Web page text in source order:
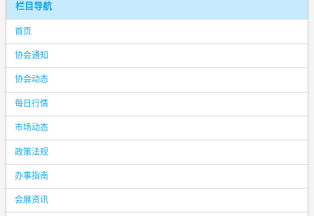
栏目导航
首页
协会通知
协会动态
每日行情
市场动态
政策法规
办事指南
会展资讯